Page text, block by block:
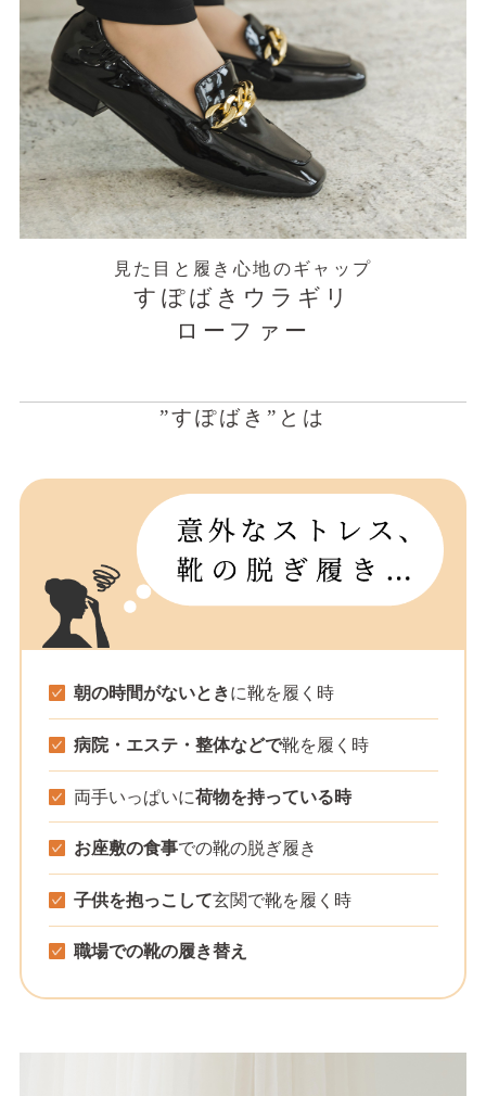
見た目と履き心地のギャップ
すぽばきウラギリ
ローファー
”すぽばき”とは
朝の時間がないときに靴を履く時
病院・エステ・整体などで靴を履く時
両手いっぱいに荷物を持っている時
お座敷の食事での靴の脱ぎ履き
子供を抱っこして玄関で靴を履く時
職場での靴の履き替え